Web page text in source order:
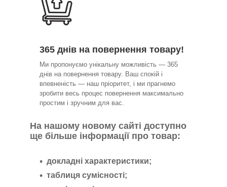
365 днів на повернення товару!
Ми пропонуємо унікальну можливість — 365
днів на повернення товару. Ваш спокій і
впевненість — наш пріоритет, і ми прагнемо
зробити весь процес повернення максимально
простим і зручним для вас.
На нашому новому сайті доступно
ще більше інформації про товар:
докладні характеристики;
таблиця сумісності;